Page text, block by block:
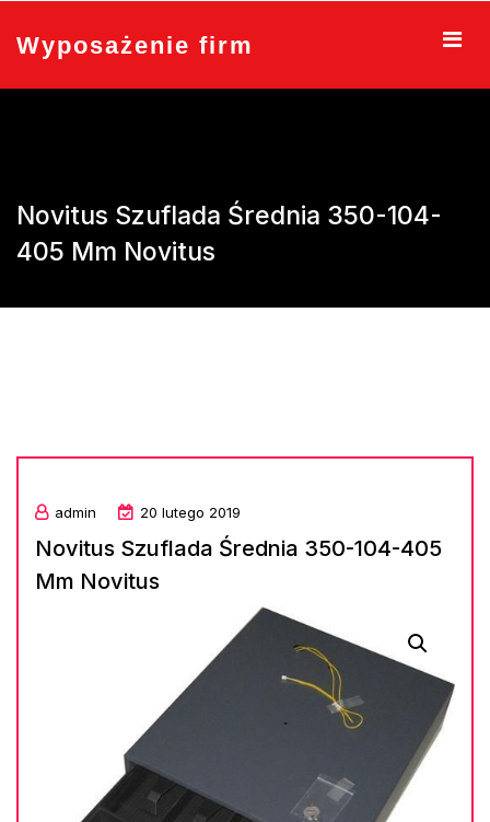
content
Wyposażenie firm
Novitus Szuflada Średnia 350-104-
405 Mm Novitus
admin 20 lutego 2019
Novitus Szuflada Średnia 350-104-405
Mm Novitus